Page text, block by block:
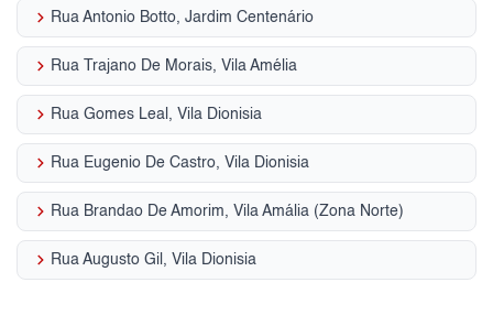
keyboard_arrow_right Rua Antonio Botto, Jardim Centenário
keyboard_arrow_right Rua Trajano De Morais, Vila Amélia
keyboard_arrow_right Rua Gomes Leal, Vila Dionisia
keyboard_arrow_right Rua Eugenio De Castro, Vila Dionisia
keyboard_arrow_right Rua Brandao De Amorim, Vila Amália (Zona Norte)
keyboard_arrow_right Rua Augusto Gil, Vila Dionisia